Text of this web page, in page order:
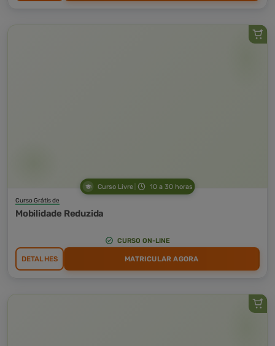
Curso Livre 10 a 30 horas
Curso Grátis de
Mobilidade Reduzida
CURSO ON-LINE
DETALHES MATRICULAR AGORA